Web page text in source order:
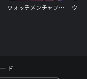
ウォッチメンチャプターII
ド